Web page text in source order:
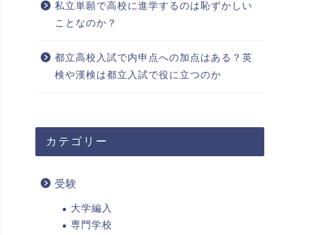
私立単願で高校に進学するのは恥ずかしい
ことなのか？
都立高校入試で内申点への加点はある？英
検や漢検は都立入試で役に立つのか
カテゴリー
受験
大学編入
専門学校